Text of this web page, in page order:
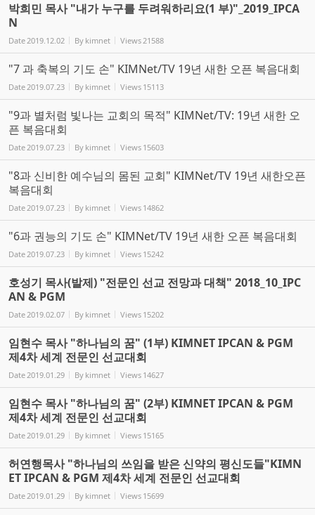
박희민 목사 "내가 누구를 두려워하리요(1 부)"_2019_IPCA
N
Date2019.12.02 By kimnet Views21588
"7 과 축복의 기도 손" KIMNet/TV 19년 새한 오픈 복음대회
Date2019.07.23 By kimnet Views 15113
"9과 별처럼 빛나는 교회의 목적" KIMNet/TV: 19년 새한 오
픈 복음대회
Date2019.07.23 By kimnet Views 15603
"8과 신비한 예수님의 몸된 교회" KIMNet/TV 19년 새한오픈
복음대회
Date2019.07.23 By kimnet Views 14862
"6과 권능의 기도 손" KIMNet/TV 19년 새한 오픈 복음대회
Date2019.07.23 By kimnet Views 15242
호성기 목사(발제) "전문인 선교 전망과 대책" 2018_10_IPC
AN & PGM
Date2019.02.07 By kimnet Views 15202
임현수 목사 "하나님의 꿈" (1부) KIMNET IPCAN & PGM
제4차 세계 전문인 선교대회
Date2019.01.29 By kimnet Views 14627
임현수 목사 "하나님의 꿈" (2부) KIMNET IPCAN & PGM
제4차 세계 전문인 선교대회
Date2019.01.29 By kimnet Views 15165
허연행목사 "하나님의 쓰임을 받은 신약의 평신도들"KIMN
ET IPCAN & PGM 제4차 세계 전문인 선교대회
Date2019.01.29 By kimnet Views 15699